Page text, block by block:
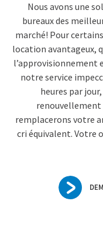
Nous avons une
bureaux des
marché! Pour
location avantageux,
l’approvisionnement
notre service
heures par
renouvellement
remplacerons votre
cri équivalent. Votre